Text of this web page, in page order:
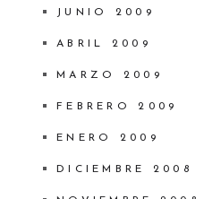
JUNIO 2009
ABRIL 2009
MARZO 2009
FEBRERO 2009
ENERO 2009
DICIEMBRE 2008